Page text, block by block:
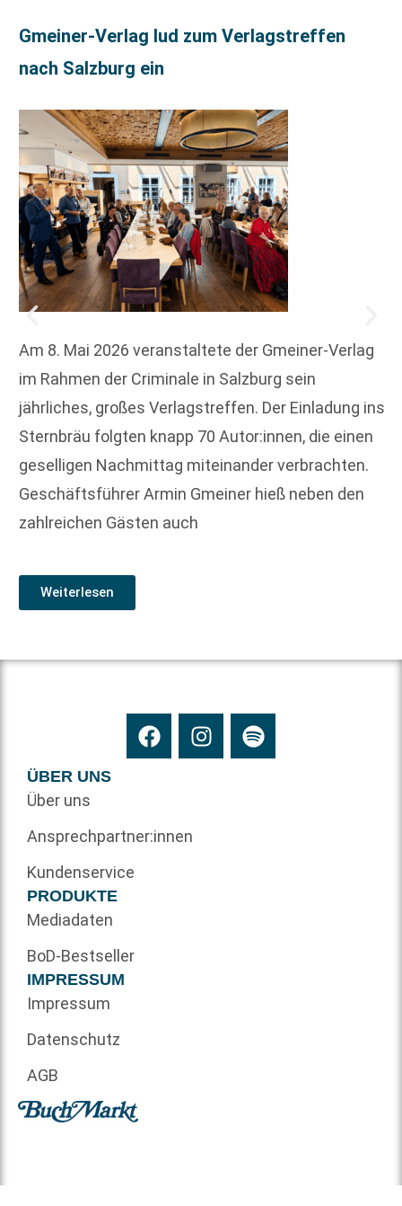
Gmeiner-Verlag lud zum Verlagstreffen
nach Salzburg ein
Am 8. Mai 2026 veranstaltete der Gmeiner-Verlag
im Rahmen der Criminale in Salzburg sein
jährliches, großes Verlagstreffen. Der Einladung ins
Sternbräu folgten knapp 70 Autor:innen, die einen
geselligen Nachmittag miteinander verbrachten.
Geschäftsführer Armin Gmeiner hieß neben den
zahlreichen Gästen auch
Weiterlesen
ÜBER UNS
Über uns
Ansprechpartner:innen
Kundenservice
PRODUKTE
Mediadaten
BoD-Bestseller
IMPRESSUM
Impressum
Datenschutz
AGB